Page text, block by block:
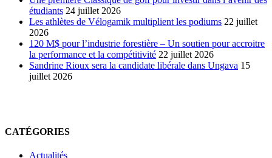
étudiants 24 juillet 2026
Les athlètes de Vélogamik multiplient les podiums 22 juillet
2026
120 M$ pour l’industrie forestière – Un soutien pour accroitre
la performance et la compétitivité 22 juillet 2026
Sandrine Rioux sera la candidate libérale dans Ungava 15
juillet 2026
CATÉGORIES
Actualités